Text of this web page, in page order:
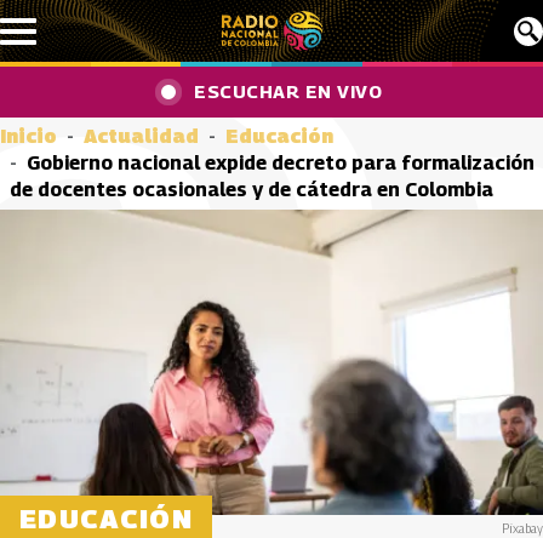
Pasar al contenido principal
ESCUCHAR EN VIVO
Inicio Actualidad
Educación
Gobierno nacional expide decreto para formalización
de docentes ocasionales y de cátedra en Colombia
EDUCACIÓN Pixabay